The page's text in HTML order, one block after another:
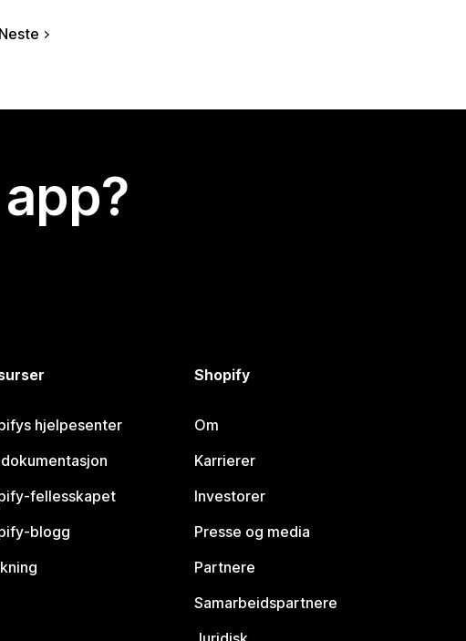
Neste
hjelpesenter
fellesskapet
blogg
Shopify
Om
Karrierer
Investorer
Presse og media
Partnere
Samarbeidspartnere